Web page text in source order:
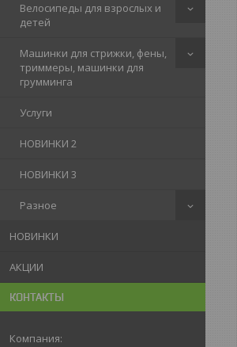
Велосипеды для взрослых и
детей
Машинки для стрижки, фены,
триммеры, машинки для
грумминга
Услуги
НОВИНКИ 2
НОВИНКИ 3
Разное
НОВИНКИ
АКЦИИ
КОНТАКТЫ